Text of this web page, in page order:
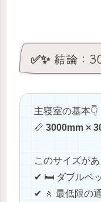
✅✨ 結論：
主寝室の基本👇
📏 3000mm ×
このサイズがあ
✔ 🛏️ ダブルベ
✔ 🚶 最低限の